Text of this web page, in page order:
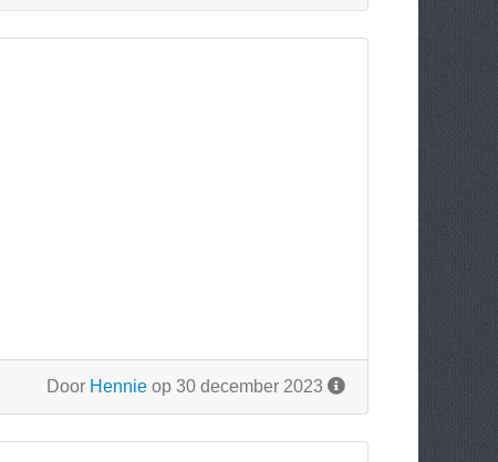
Door Hennie op 30 december 2023